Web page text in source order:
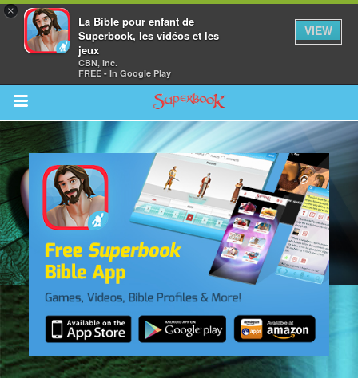
×
La Bible pour enfant de
Superbook, les vidéos et les
jeux
CBN, Inc.
FREE - In Google Play
VIEW
Return to Content